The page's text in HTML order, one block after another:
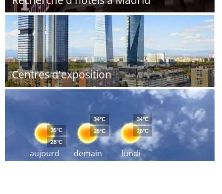
Centres d'exposition
aujourd
´hui
35°C
28°C
demain
34°C
28°C
lundi
34°C
28°C